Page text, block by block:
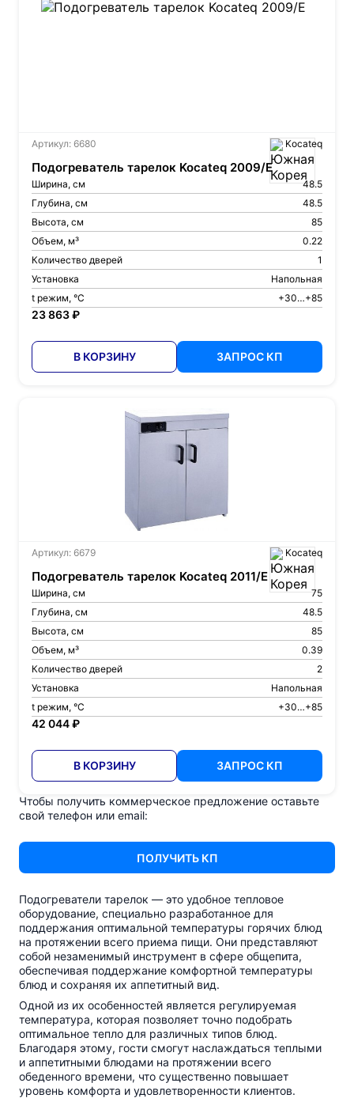
Артикул: 6680 Kocateq
Подогреватель тарелок Kocateq 2009/E
Ширина, см
48.5
Глубина, см
48.5
Высота, см
85
Объем, м³
0.22
Количество дверей
1
Установка
Напольная
t режим, °С
+30…+85
23 863 ₽
В КОРЗИНУ ЗАПРОС КП
Артикул: 6679 Kocateq
Подогреватель тарелок Kocateq 2011/E
Ширина, см
75
Глубина, см
48.5
Высота, см
85
Объем, м³
0.39
Количество дверей
2
Установка
Напольная
t режим, °С
+30…+85
42 044 ₽
В КОРЗИНУ ЗАПРОС КП
Чтобы получить коммерческое предложение оставьте
свой телефон или email:
ПОЛУЧИТЬ КП
Подогреватели тарелок — это удобное тепловое
оборудование, специально разработанное для
поддержания оптимальной температуры горячих блюд
на протяжении всего приема пищи. Они представляют
собой незаменимый инструмент в сфере общепита,
обеспечивая поддержание комфортной температуры
блюд и сохраняя их аппетитный вид.
Одной из их особенностей является регулируемая
температура, которая позволяет точно подобрать
оптимальное тепло для различных типов блюд.
Благодаря этому, гости смогут наслаждаться теплыми
и аппетитными блюдами на протяжении всего
обеденного времени, что существенно повышает
уровень комфорта и удовлетворенности клиентов.